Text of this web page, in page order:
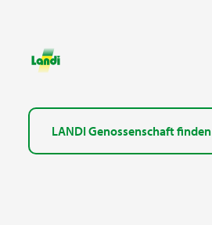
LANDI Genossenschaft finden